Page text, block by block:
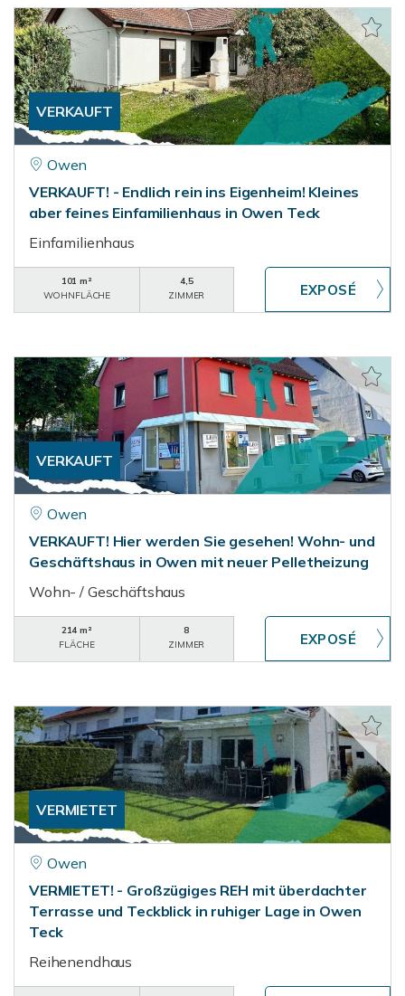
VERKAUFT
Owen
VERKAUFT! - Endlich rein ins Eigenheim! Kleines
aber feines Einfamilienhaus in Owen Teck
Einfamilienhaus
101 m²
WOHNFLÄCHE
4,5
ZIMMER
VERKAUFT
Owen
VERKAUFT! Hier werden Sie gesehen! Wohn- und
Geschäftshaus in Owen mit neuer Pelletheizung
Wohn- / Geschäftshaus
214 m²
FLÄCHE
8
ZIMMER
VERMIETET
Owen
VERMIETET! - Großzügiges REH mit überdachter
Terrasse und Teckblick in ruhiger Lage in Owen
Teck
Reihenendhaus